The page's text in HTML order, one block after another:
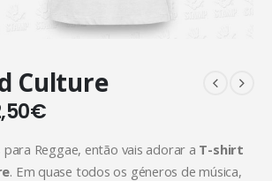
Culture
€
para Reggae, então vais adorar a T-shirt
. Em quase todos os géneros de música,